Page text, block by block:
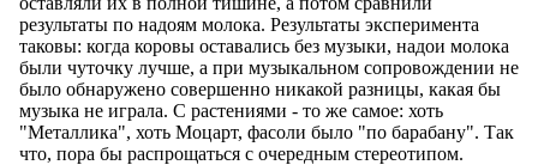
результаты по надоям молока. Результаты эксперимента
таковы: когда коровы оставались без музыки, надои молока
были чуточку лучше, а при музыкальном сопровождении не
было обнаружено совершенно никакой разницы, какая бы
музыка не играла. С растениями - то же самое: хоть
"Металлика", хоть Моцарт, фасоли было "по барабану". Так
что, пора бы распрощаться с очередным стереотипом.